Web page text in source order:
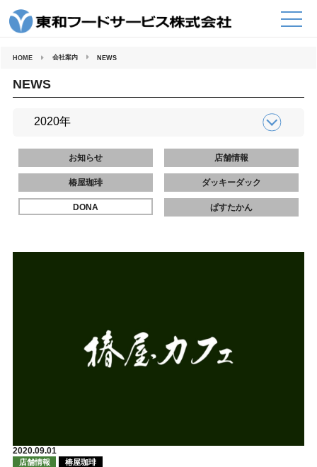
HOME 会社案内 NEWS
NEWS
お知らせ 店舗情報
椿屋珈琲 ダッキーダック
DONA ぱすたかん
2020.09.01
店舗情報 椿屋珈琲